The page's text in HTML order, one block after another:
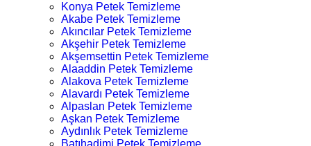
Konya Petek Temizleme
Akabe Petek Temizleme
Akıncılar Petek Temizleme
Akşehir Petek Temizleme
Akşemsettin Petek Temizleme
Alaaddin Petek Temizleme
Alakova Petek Temizleme
Alavardı Petek Temizleme
Alpaslan Petek Temizleme
Aşkan Petek Temizleme
Aydınlık Petek Temizleme